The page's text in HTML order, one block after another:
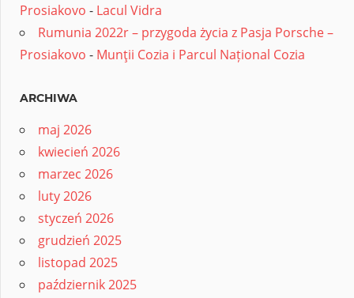
Prosiakovo - Lacul Vidra
Rumunia 2022r – przygoda życia z Pasja Porsche –
Prosiakovo - Munţii Cozia i Parcul Național Cozia
ARCHIWA
maj 2026
kwiecień 2026
marzec 2026
luty 2026
styczeń 2026
grudzień 2025
listopad 2025
październik 2025